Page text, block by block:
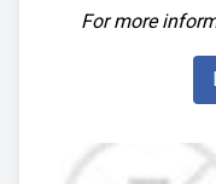
For more